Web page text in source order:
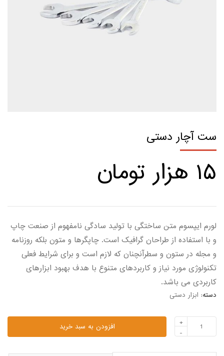
ست آچار دستی
۱۵ هزار تومان
لورم ایپسوم متن ساختگی با تولید سادگی نامفهوم از صنعت چاپ
و با استفاده از طراحان گرافیک است. چاپگرها و متون بلکه روزنامه
و مجله در ستون و سطرآنچنان که لازم است و برای شرایط فعلی
تکنولوژی مورد نیاز و کاربردهای متنوع با هدف بهبود ابزارهای
کاربردی می باشد.
دسته: ابزار دستی
+
-
افزودن به سبد خرید